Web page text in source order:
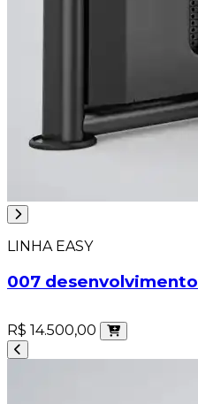
LINHA EASY
007 desenvolvimento
R$ 14.500,00